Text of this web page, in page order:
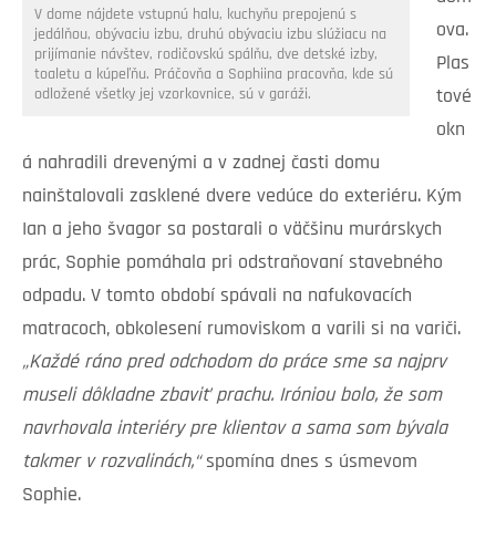
V dome nájdete vstupnú halu, kuchyňu prepojenú s
jedálňou, obývaciu izbu, druhú obývaciu izbu slúžiacu na
prijímanie návštev, rodičovskú spálňu, dve detské izby,
toaletu a kúpeľňu. Práčovňa a Sophiina pracovňa, kde sú
odložené všetky jej vzorkovnice, sú v garáži.
ova.
Plas
tové
okn
á nahradili drevenými a v zadnej časti domu
nainštalovali zasklené dvere vedúce do exteriéru. Kým
Ian a jeho švagor sa postarali o väčšinu murárskych
prác, Sophie pomáhala pri odstraňovaní stavebného
odpadu. V tomto období spávali na nafukovacích
matracoch, obkolesení rumoviskom a varili si na variči.
„Každé ráno pred odchodom do práce sme sa najprv
museli dôkladne zbaviť prachu. Iróniou bolo, že som
navrhovala interiéry pre klientov a sama som bývala
takmer v rozvalinách,“spomína dnes s úsmevom
Sophie.